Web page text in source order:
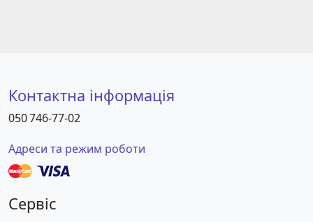
Контактна інформація
050 746-77-02
Адреси та режим роботи
Сервіс